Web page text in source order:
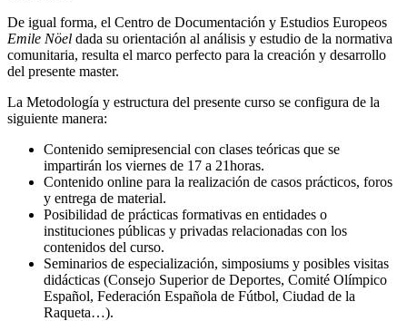
De igual forma, el Centro de Documentación y Estudios Europeos
Emile Nöel dada su orientación al análisis y estudio de la normativa
comunitaria, resulta el marco perfecto para la creación y desarrollo
del presente master.
La Metodología y estructura del presente curso se configura de la
siguiente manera:
Contenido semipresencial con clases teóricas que se
impartirán los viernes de 17 a 21horas.
Contenido online para la realización de casos prácticos, foros
y entrega de material.
Posibilidad de prácticas formativas en entidades o
instituciones públicas y privadas relacionadas con los
contenidos del curso.
Seminarios de especialización, simposiums y posibles visitas
didácticas (Consejo Superior de Deportes, Comité Olímpico
Español, Federación Española de Fútbol, Ciudad de la
Raqueta…).